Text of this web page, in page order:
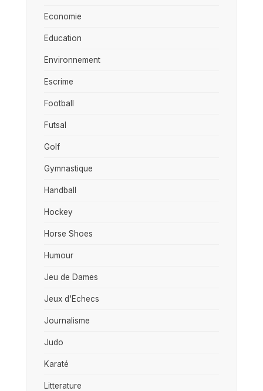
Economie
Education
Environnement
Escrime
Football
Futsal
Golf
Gymnastique
Handball
Hockey
Horse Shoes
Humour
Jeu de Dames
Jeux d'Echecs
Journalisme
Judo
Karaté
Litterature